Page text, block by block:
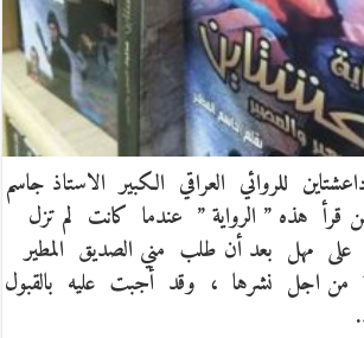
للروائي العراقي الكبير الاستاذ جاسم
قرأ هذه ” الرواية ” عندما كانت لم تزل
على مهل بعد أن طلب مني الصديق المطير
من اجل نشرها ، وقد أجبت عليه بالقبول